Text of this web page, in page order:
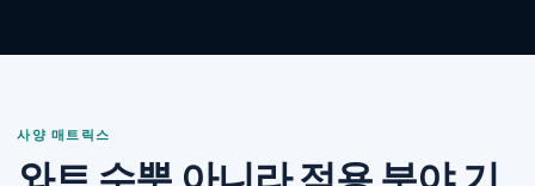
사양 매트릭스